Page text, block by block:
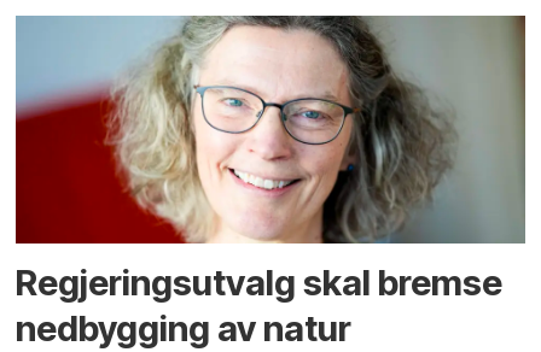
Regjerings­utvalg skal bremse
ned­bygging av natur